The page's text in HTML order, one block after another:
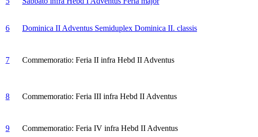
6 Dominica II Adventus Semiduplex Dominica II. classis
7 Commemoratio: Feria II infra Hebd II Adventus
8 Commemoratio: Feria III infra Hebd II Adventus
9 Commemoratio: Feria IV infra Hebd II Adventus